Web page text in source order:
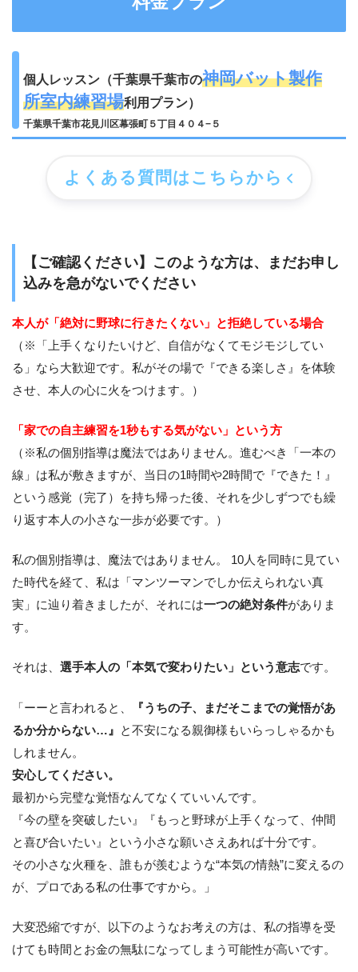
個人レッスン（千葉県千葉市の神岡バット製作
所室内練習場利用プラン）
千葉県千葉市花見川区幕張町５丁目４０４−５
よくある質問はこちらから
【ご確認ください】このような方は、まだお申し
込みを急がないでください
本人が「絶対に野球に行きたくない」と拒絶している場合
（※「上手くなりたいけど、自信がなくてモジモジしてい
る」なら大歓迎です。私がその場で『できる楽しさ』を体験
させ、本人の心に火をつけます。）
「家での自主練習を1秒もする気がない」という方
（※私の個別指導は魔法ではありません。進むべき「一本の
線」は私が敷きますが、当日の1時間や2時間で『できた！』
という感覚（完了）を持ち帰った後、それを少しずつでも繰
り返す本人の小さな一歩が必要です。）
私の個別指導は、魔法ではありません。 10人を同時に見てい
た時代を経て、私は「マンツーマンでしか伝えられない真
実」に辿り着きましたが、それには一つの絶対条件がありま
す。
それは、 選手本人の「本気で変わりたい」という意志です。
「ーーと言われると、
『うちの子、まだそこまでの覚悟があ
るか分からない…』
と不安になる親御様もいらっしゃるかも
しれません。
安心してください。
最初から完璧な覚悟なんてなくていいんです。
『今の壁を突破したい』『もっと野球が上手くなって、仲間
と喜び合いたい』という小さな願いさえあれば十分です。
その小さな火種を、誰もが羨むような“本気の情熱”に変えるの
が、プロである私の仕事ですから。」
大変恐縮ですが、以下のようなお考えの方は、私の指導を受
けても時間とお金の無駄になってしまう可能性が高いです。